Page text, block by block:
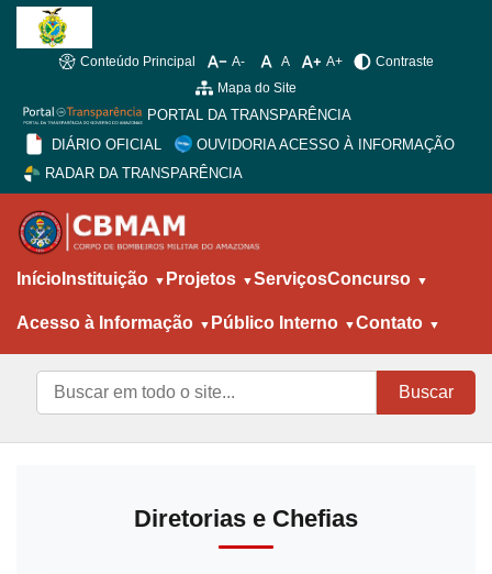
Conteúdo Principal A- A A+
Contraste
Mapa do Site
PORTAL DA TRANSPARÊNCIA
DIÁRIO OFICIAL
OUVIDORIA ACESSO À INFORMAÇÃO
RADAR DA TRANSPARÊNCIA
Início Instituição Projetos ServiçosConcurso
Acesso à Informação Público Interno Contato
Buscar
Diretorias e Chefias